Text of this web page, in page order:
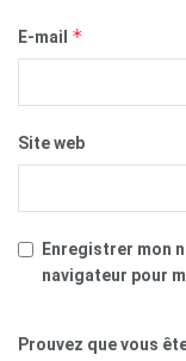
E-mail *
Site web
Enregistrer mon
navigateur pour
Prouvez que vous